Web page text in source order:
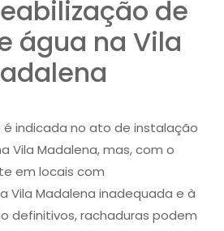
de
água na Vila
indicada no ato de instalação
Vila Madalena, mas, com o
em locais com
Vila Madalena inadequada e à
definitivos, rachaduras podem